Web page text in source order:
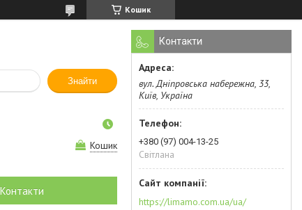
Кошик
Знайти
Кошик
Контакти
Контакти
вул. Дніпровська набережна, 33,
Київ, Україна
+380 (97) 004-13-25
Світлана
https://limamo.com.ua/ua/